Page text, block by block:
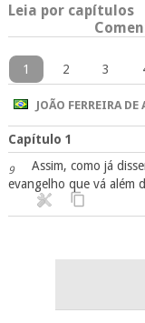
Leia por capítulos
1 2 3
JOÃO FERREIRA DE
Capítulo 1
9
Assim, como já
evangelho que vá além